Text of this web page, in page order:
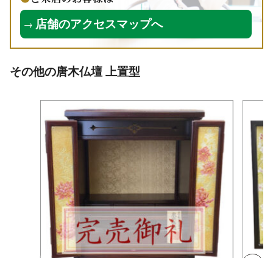
→ 店舗のアクセスマップへ
その他の唐木仏壇 上置型